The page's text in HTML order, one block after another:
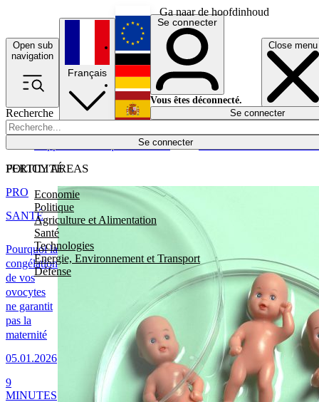
Ga naar de hoofdinhoud
Open sub
navigation
Close menu
Recherche
Se connecter
POLICY AREAS
Economie
Politique
Agriculture et Alimentation
Santé
Technologies
Energie, Environnement et Transport
Défense
Économie
Français
English
Deutsch
Español
Se connecter
Vous êtes déconnecté.
Se connecter
FERTILITÉ
Pourquoi la
congélation
de vos
ovocytes
ne garantit
pas la
maternité
05.01.2026
PRO
SANTÉ
9
MINUTES